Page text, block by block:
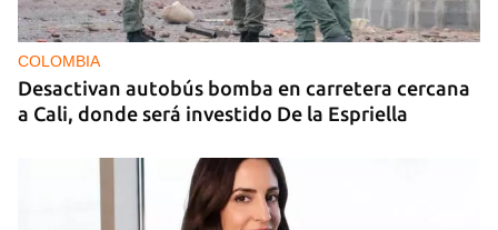
COLOMBIA
Desactivan autobús bomba en carretera cercana
a Cali, donde será investido De la Espriella